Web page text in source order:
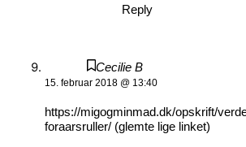
Reply
Cecilie B
15. februar 2018 @ 13:40
https://migogminmad.dk/opskrift/
foraarsruller/(glemte lige linket)